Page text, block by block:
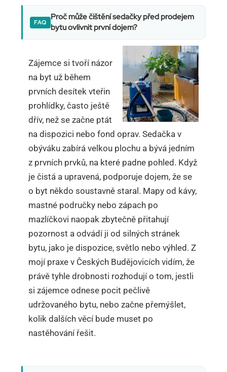
Proč může čištění sedačky před prodejem
bytu ovlivnit první dojem?
Zájemce si tvoří názor
na byt už během
prvních desítek vteřin
prohlídky, často ještě
dřív, než se začne ptát
na dispozici nebo fond oprav. Sedačka v
obýváku zabírá velkou plochu a bývá jedním
z prvních prvků, na které padne pohled. Když
je čistá a upravená, podporuje dojem, že se
o byt někdo soustavně staral. Mapy od kávy,
mastné područky nebo zápach po
mazlíčkovi naopak zbytečně přitahují
pozornost a odvádí ji od silných stránek
bytu, jako je dispozice, světlo nebo výhled. Z
mojí praxe v Českých Budějovicích vidím, že
právě tyhle drobnosti rozhodují o tom, jestli
si zájemce odnese pocit pečlivě
udržovaného bytu, nebo začne přemýšlet,
kolik dalších věcí bude muset po
nastěhování řešit.